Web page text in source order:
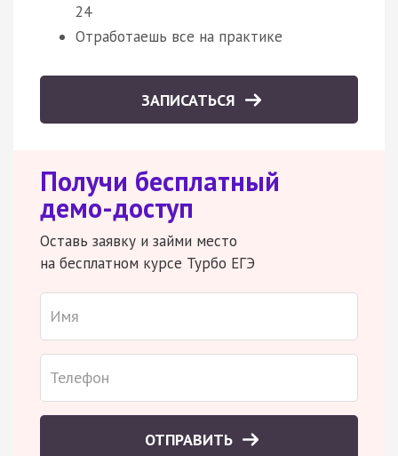
24
Отработаешь все на практике
ЗАПИСАТЬСЯ
Получи бесплатный
демо-доступ
Оставь заявку и займи место
на бесплатном курсе Турбо ЕГЭ
ОТПРАВИТЬ